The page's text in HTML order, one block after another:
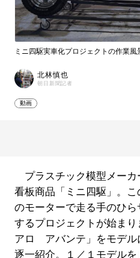
ミニ四駆実車化プロジェクトの作業風
北林慎也
朝日新聞記者
動画
プラスチック模型メーカ
看板商品「ミニ四駆」。
のモーターで走る手のひ
するプロジェクトが始ま
アロ アバンテ」をモデル
逐一紹介。１／１モデル